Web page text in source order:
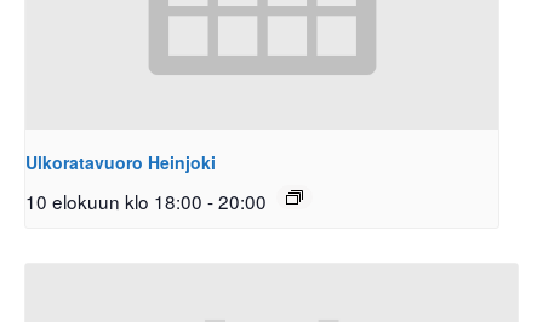
Ulkoratavuoro Heinjoki
10 elokuun klo 18:00 -20:00